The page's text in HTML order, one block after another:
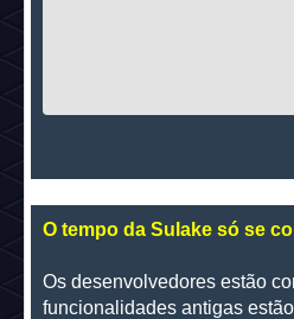
O tempo da Sulake só se
Os desenvolvedores estão
funcionalidades antigas